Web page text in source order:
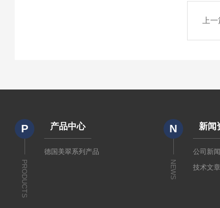
上
P
PRODUCTS
产品中心
德国美翠系列产品
N
NEWS
新闻
公司新
技术文